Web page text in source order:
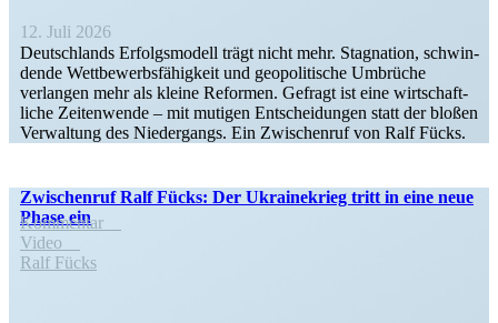
12. Juli 2026
Deutsch­lands Erfolgs­modell trägt nicht mehr. Stagnation, schwin­
dende Wettbe­werbs­fä­higkeit und geopo­li­tische Umbrüche
verlangen mehr als kleine Reformen. Gefragt ist eine wirtschaft­
liche Zeiten­wende – mit mutigen Entschei­dungen statt der bloßen
Verwaltung des Nieder­gangs. Ein Zwischenruf von Ralf Fücks.
Zwischenruf Ralf Fücks: Der Ukrai­ne­krieg tritt in eine neue
Phase ein
Kommentar
Video
Ralf Fücks